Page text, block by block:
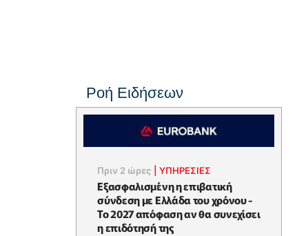
Ροή Ειδήσεων
Πριν 2 ώρες |ΥΠΗΡΕΣΙΕΣ
Εξασφαλισμένη η επιβατική
σύνδεση με Ελλάδα του χρόνου -
Το 2027 απόφαση αν θα συνεχίσει
η επιδότησή της